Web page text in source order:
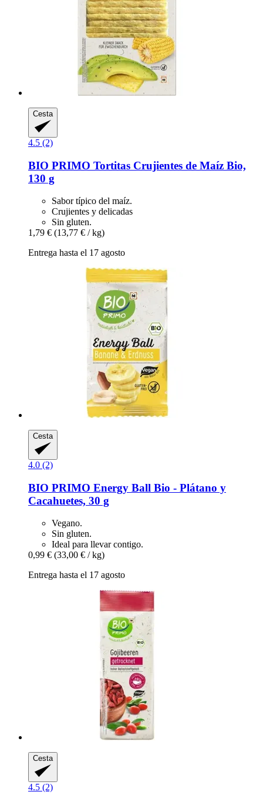
Cesta
4.5 (2)
BIO PRIMO Tortitas Crujientes de Maíz Bio,
130 g
Sabor típico del maíz.
Crujientes y delicadas
Sin gluten.
1,79 € (13,77 € / kg)
Entrega hasta el 17 agosto
Cesta
4.0 (2)
BIO PRIMO Energy Ball Bio -​ Plátano y
Cacahuetes, 30 g
Vegano.
Sin gluten.
Ideal para llevar contigo.
0,99 € (33,00 € / kg)
Entrega hasta el 17 agosto
Cesta
4.5 (2)